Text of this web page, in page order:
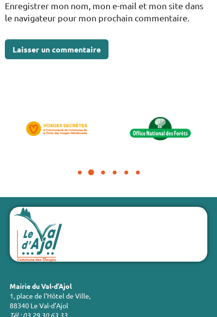
Enregistrer mon nom, mon e-mail et mon site dans
le navigateur pour mon prochain commentaire.
Mairie du Val-d’Ajol
1, place de l’Hôtel de Ville,
88340 Le Val-d’Ajol